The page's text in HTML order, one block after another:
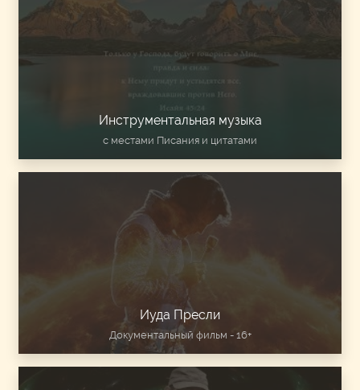
Инструментальная музыка
с местами Писания и цитатами
Иуда Пресли
Документальный фильм - 16+